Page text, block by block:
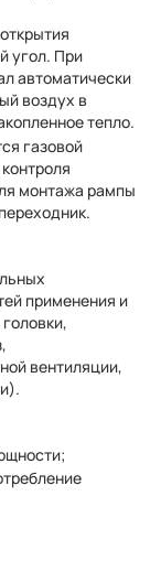
угол. При
автоматически
воздух в
тепло.
газовой
монтажа рампы
применения и
вентиляции,